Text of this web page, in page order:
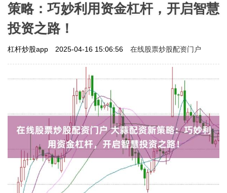
策略：巧妙利用资金杠杆，开启智慧
投资之路！
杠杆炒股app 2025-04-16 15:06:56 在线股票炒股配资门户